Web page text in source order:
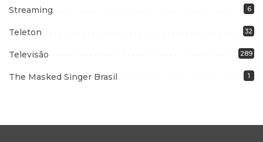
Streaming 6
Teleton 32
Televisão 289
The Masked Singer Brasil 1